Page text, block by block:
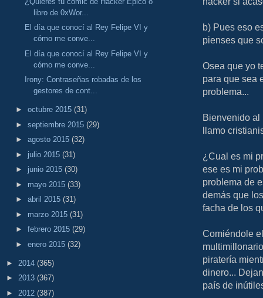
libro de 0xWor...
El día que conocí al Rey Felipe VI y
cómo me conve...
El día que conocí al Rey Felipe VI y
cómo me conve...
Irony: Contraseñas robadas de los
gestores de cont...
► octubre 2015 (31)
► septiembre 2015 (29)
► agosto 2015 (32)
► julio 2015 (31)
► junio 2015 (30)
► mayo 2015 (33)
► abril 2015 (31)
► marzo 2015 (31)
► febrero 2015 (29)
► enero 2015 (32)
► 2014 (365)
► 2013 (367)
► 2012 (387)
b) Pues eso
pienses que
Osea que yo
para que sea
problema...
Bienvenido al
llamo
¿Cual es mi
ese es mi
problema de
demás que
facha de los
Comiéndole
piratería
dinero...
país de